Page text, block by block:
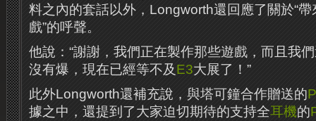
料之內的套話以外，Longworth還回應了關於“帶
戲”的呼聲。
他說：“謝謝，我們正在製作那些遊戲，而且我
沒有爆，現在已經等不及E3大展了！”
此外Longworth還補充說，與塔可鐘合作贈送的
據之中，還提到了大家迫切期待的支持全耳機的